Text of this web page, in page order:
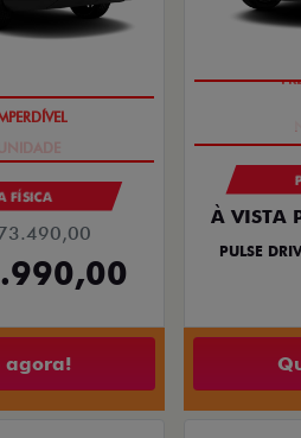
FÍSICA
agora!
À VISTA
PULSE